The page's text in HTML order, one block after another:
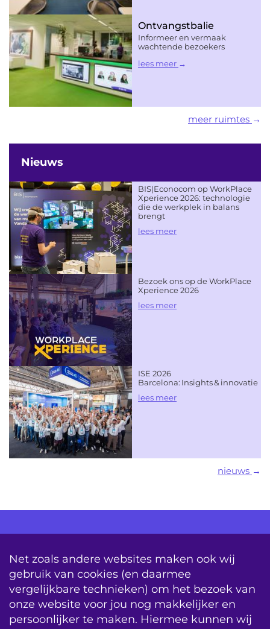
Ontvangstbalie
Informeer en vermaak
wachtende bezoekers
lees meer
meer ruimtes
Nieuws
BIS|Econocom op WorkPlace
Xperience 2026: technologie
die de werkplek in balans
brengt
lees meer
Bezoek ons op de WorkPlace
Xperience 2026
lees meer
ISE 2026
Barcelona: Insights & innovatie
lees meer
nieuws
AV Consultancy Opleiding
Detachering
Storing & Onderhoud
Onderhoudscontracten
System Updates
Net zoals andere websites maken ook wij
gebruik van cookies (en daarmee
vergelijkbare technieken) om het bezoek van
onze website voor jou nog makkelijker en
persoonlijker te maken. Hiermee kunnen wij